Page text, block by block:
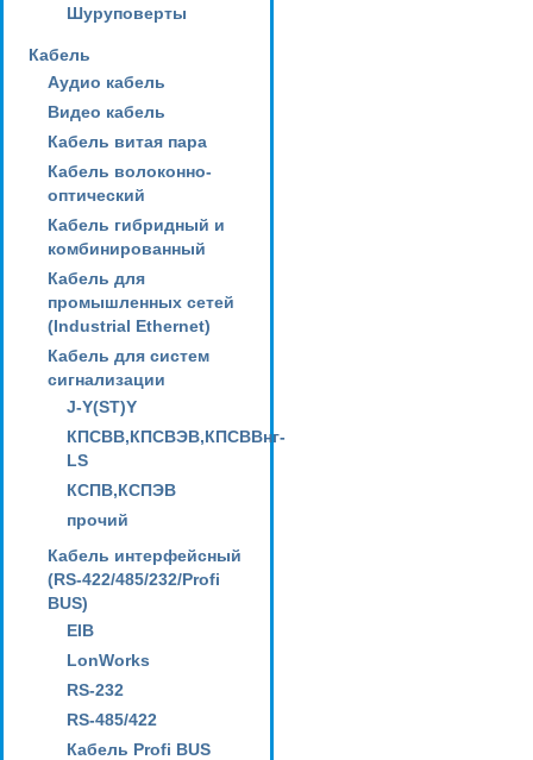
Шуруповерты
Кабель
Аудио кабель
Видео кабель
Кабель витая пара
Кабель волоконно-
оптический
Кабель гибридный и
комбинированный
Кабель для
промышленных сетей
(Industrial Ethernet)
Кабель для систем
сигнализации
J-Y(ST)Y
КПСВВ,КПСВЭВ,КПСВВнг-
LS
КСПВ,КСПЭВ
прочий
Кабель интерфейсный
(RS-422/485/232/Profi
BUS)
EIB
LonWorks
RS-232
RS-485/422
Кабель Profi BUS